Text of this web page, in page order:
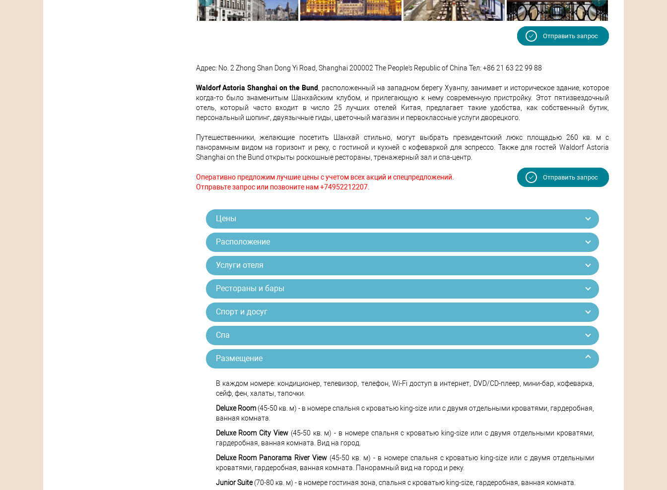
Отправить запрос
Адрес: No. 2 Zhong Shan Dong Yi Road, Shanghai 200002 The People's Republic of China Тел: +86 21 63 22 99 88
Waldorf Astoria Shanghai on the Bund , расположенный на западном берегу Хуанпу, занимает и историческое здание, которое
когда-то было знаменитым Шанхайским клубом, и прилегающую к нему современную пристройку. Этот пятизвездочный
отель, который часто входит в число 25 лучших отелей Китая, предлагает такие удобства, как собственный бутик,
персональный шопинг, двуязычные гиды, цветочный магазин и первоклассные услуги дворецкого.
Путешественники, желающие посетить Шанхай стильно, могут выбрать президентский люкс площадью 260 кв. м с
панорамным видом на горизонт и реку, с гостиной и кухней с кофеваркой для эспрессо. Также для гостей Waldorf Astoria
Shanghai on the Bund открыты роскошные рестораны, тренажерный зал и спа-центр.
Оперативно предложим лучшие цены с учетом всех акций и спецпредложений.
Отправьте запрос или позвоните нам +74952212207.
Отправить запрос
Цены
Расположение
Услуги отеля
Рестораны и бары
Спорт и досуг
Спа
Размещение
В каждом номере: кондиционер, телевизор, телефон, Wi-Fi доступ в интернет, DVD/CD-плеер, мини-бар, кофеварка,
сейф, фен, халаты, тапочки.
Deluxe Room(45-50 кв. м) - в номере спальня с кроватью king-size или с двумя отдельными кроватями, гардеробная,
ванная комната.
Deluxe Room City View(45-50 кв. м) - в номере спальня с кроватью king-size или с двумя отдельными кроватями,
гардеробная, ванная комната. Вид на город.
Deluxe Room Panorama River View (45-50 кв. м) - в номере спальня с кроватью king-size или с двумя отдельными
кроватями, гардеробная, ванная комната. Панорамный вид на город и реку.
Junior Suite(70-80 кв. м) - в номере гостиная зона, спальня с кроватью king-size, гардеробная, ванная комната.